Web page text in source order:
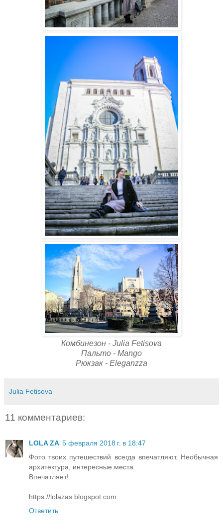
Комбинезон - Julia Fetisova
Пальто - Mango
Рюкзак - Eleganzza
Julia Fetisova
11 комментариев:
LOLA ZA 5 февраля 2018 г. в 18:47
Фото твоих путешествий всегда впечатляют. Необычная
архитектура, интересные места.
Впечатляет!
https://lolazas.blogspot.com
Ответить